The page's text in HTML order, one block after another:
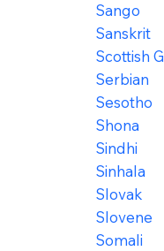
Sango
Sanskrit
Scottish
Serbian
Sesotho
Shona
Sindhi
Sinhala
Slovak
Slovene
Somali